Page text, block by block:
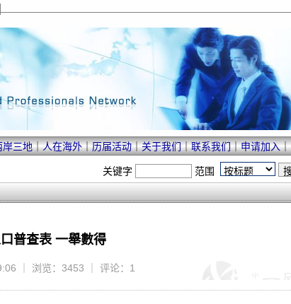
岸三地｜人在海外｜历届活动｜关于我们｜联系我们｜申请加入｜
关键字 范围
普查表 一舉數得
｜ 浏览：3453 ｜ 评论：1